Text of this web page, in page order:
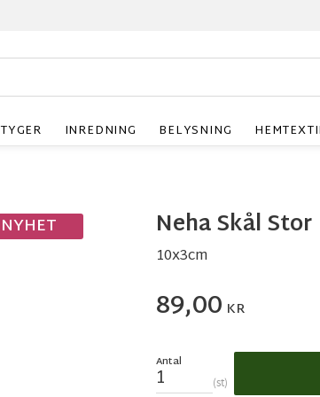
TYGER INREDNING BELYSNING
Neha Skål Stor
10x3cm
NYHET
89,00 KR
Antal
st